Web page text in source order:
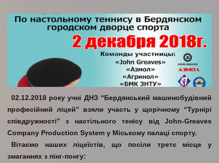
02.12.2018 року учні ДНЗ “Бердянський машинобудівний
професійний ліцей” взяли участь у щорічному “Турнірі
співдружності” з настільного тенісу від John-Greaves
Company Production System у Міському палаці спорту.
Вітаємо наших ліцеїстів, що посіли третє місце у
змаганнях з пінг-понгу: